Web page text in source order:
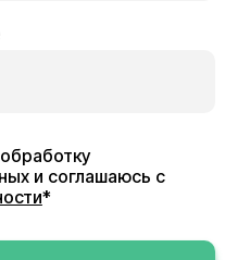
и соглашаюсь с
*